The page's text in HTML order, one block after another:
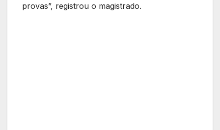
provas”, registrou o magistrado.